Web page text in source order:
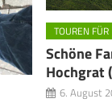
TOUREN
Schöne
Hochgrat
6. August